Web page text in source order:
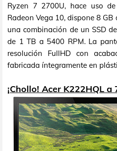
Ryzen 7 2700U, hace uso
Radeon Vega 10, dispone 8
una combinación de un SSD
de 1 TB a 5400 RPM. La
resolución FullHD con
fabricada íntegramente en
¡Chollo! Acer K222HQL a